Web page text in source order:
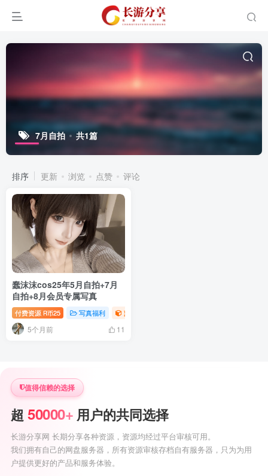
7月自拍 共1篇
排序 更新 浏览 点赞 评论
蠢沫沫cos25年5月自拍+7月
自拍+8月会员专属写真
付费资源 R币25 写真福利 萝莉写真照片专题
5个月前 11
值得信赖的选择
超50000+ 用户的共同选择
长游分享网 长期分享各种资源，资源均经过平台审核可用。
我们拥有自己的网盘服务器，所有资源审核存档自有服务器，只为为用
户提供更好的产品和服务体验。